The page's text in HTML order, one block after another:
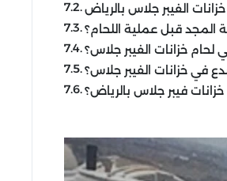
الفيبر جلاس بالرياض
قبل عملية اللحام؟
خزانات الفيبر جلاس؟
في خزانات الفيبر جلاس؟
فيبر جلاس بالرياض؟